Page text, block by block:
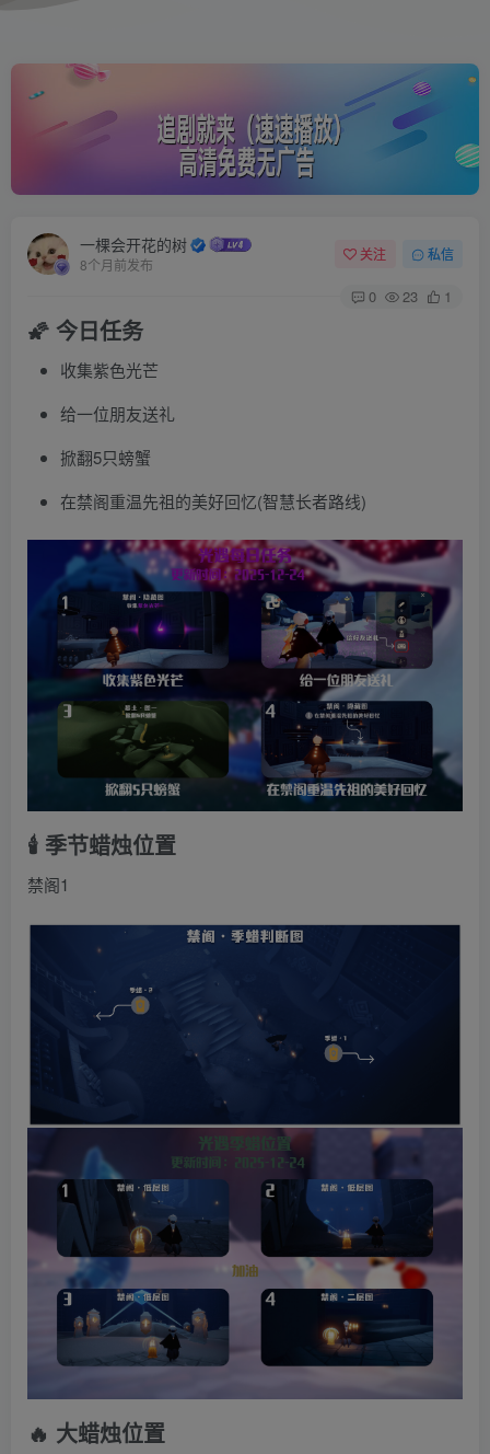
一棵会开花的树
8个月前发布
关注 私信
0 23 1
🌠 今日任务
收集紫色光芒
给一位朋友送礼
掀翻5只螃蟹
在禁阁重温先祖的美好回忆(智慧长者路线)
🕯️ 季节蜡烛位置
禁阁1
🔥 大蜡烛位置